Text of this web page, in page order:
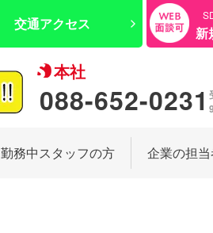
新
交通アクセス
本社
088-652-0231
勤務中スタッフの方 企業の担